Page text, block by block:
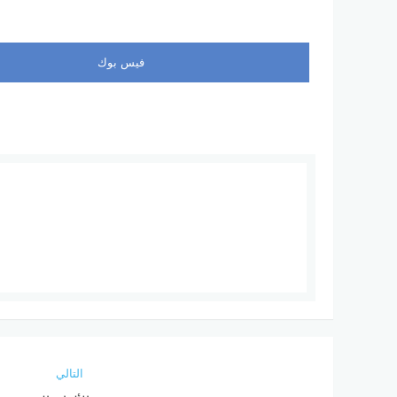
فيس بوك
التالي